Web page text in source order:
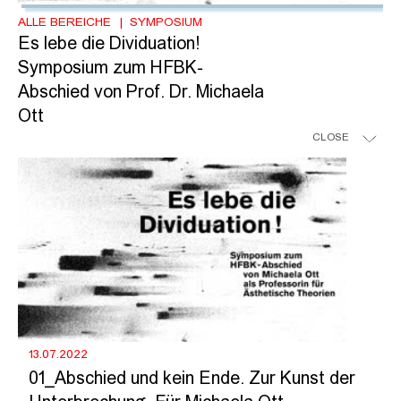
ALLE BEREICHE SYMPOSIUM
Es lebe die Dividuation!
Symposium zum HFBK-
Abschied von Prof. Dr. Michaela
Ott
CLOSE
13.07.2022
01_Abschied und kein Ende. Zur Kunst der